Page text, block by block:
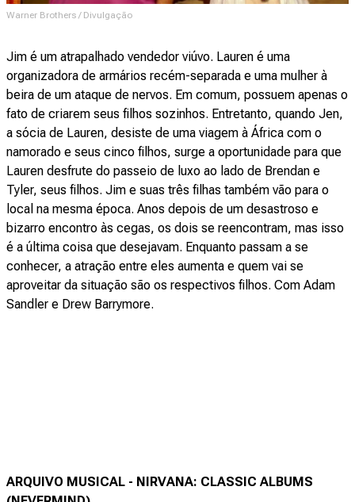
Warner Brothers / Divulgação
Jim é um atrapalhado vendedor viúvo. Lauren é uma
organizadora de armários recém-separada e uma mulher à
beira de um ataque de nervos. Em comum, possuem apenas o
fato de criarem seus filhos sozinhos. Entretanto, quando Jen,
a sócia de Lauren, desiste de uma viagem à África com o
namorado e seus cinco filhos, surge a oportunidade para que
Lauren desfrute do passeio de luxo ao lado de Brendan e
Tyler, seus filhos. Jim e suas três filhas também vão para o
local na mesma época. Anos depois de um desastroso e
bizarro encontro às cegas, os dois se reencontram, mas isso
é a última coisa que desejavam. Enquanto passam a se
conhecer, a atração entre eles aumenta e quem vai se
aproveitar da situação são os respectivos filhos. Com Adam
Sandler e Drew Barrymore.
ARQUIVO MUSICAL - NIRVANA: CLASSIC ALBUMS